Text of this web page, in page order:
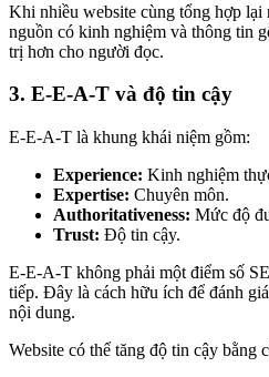
Khi nhiều website cùng tổng hợp
nguồn có kinh nghiệm và thông tin
trị hơn cho người đọc.
3. E-E-A-T và độ tin cậy
E-E-A-T là khung khái niệm gồm:
Experience: Kinh nghiệm
Expertise: Chuyên môn.
Authoritativeness: Mức độ
Trust: Độ tin cậy.
E-E-A-T không phải một điểm số
tiếp. Đây là cách hữu ích để đánh
nội dung.
Website có thể tăng độ tin cậy bằng